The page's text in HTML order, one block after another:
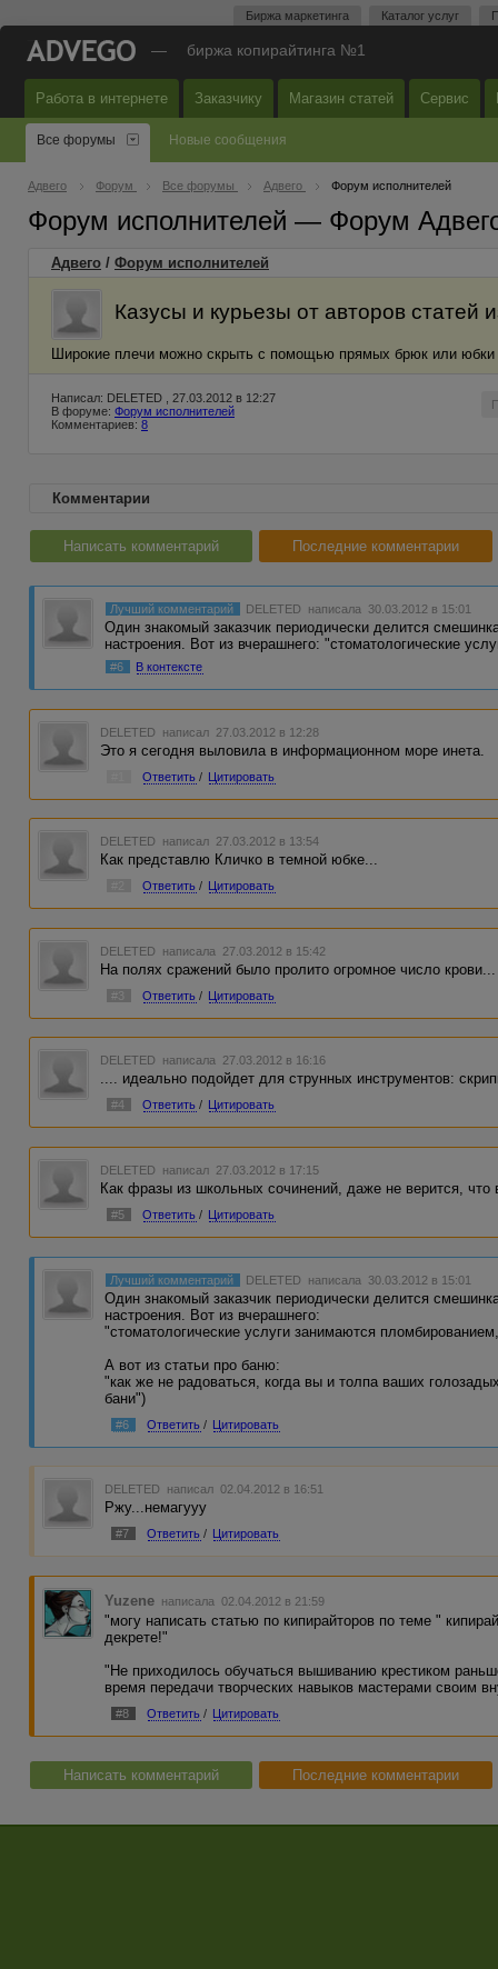
Биржа маркетинга Каталог услуг
— биржа копирайтинга №1
Работа в интернете Заказчику Магазин статей Сервис
Все форумы Новые сообщения
Адвего Форум Все форумы Адвего Форум исполнителей
Форум исполнителей — Форум
Адвего / Форум исполнителей
Казусы и курьезы от авторов статей
Широкие плечи можно скрыть с помощью прямых брюк или юбки
Написал: DELETED , 27.03.2012 в 12:27
В форуме: Форум исполнителей
Комментариев: 8
Комментарии
Написать комментарий Последние комментарии
Лучший комментарий DELETED написала 30.03.2012 в 15:01
Один знакомый заказчик периодически делится
настроения. Вот из вчерашнего: "стоматологические
#6 В контексте
DELETED написал 27.03.2012 в 12:28
Это я сегодня выловила в информационном море инета.
Ответить / Цитировать
DELETED написал 27.03.2012 в 13:54
Как представлю Кличко в темной юбке...
Ответить / Цитировать
DELETED написала 27.03.2012 в 15:42
На полях сражений было пролито огромное число крови...
#3 Ответить / Цитировать
DELETED написала 27.03.2012 в 16:16
.... идеально подойдет для струнных инструментов:
#4 Ответить / Цитировать
DELETED написал 27.03.2012 в 17:15
Как фразы из школьных сочинений, даже не верится,
#5 Ответить / Цитировать
Лучший комментарий DELETED написала 30.03.2012 в 15:01
Один знакомый заказчик периодически делится
настроения. Вот из вчерашнего:
"стоматологические услуги занимаются
А вот из статьи про баню:
"как же не радоваться, когда вы и толпа ваших
бани")
#6 Ответить / Цитировать
DELETED написал 02.04.2012 в 16:51
Ржу...немагууу
#7 Ответить / Цитировать
Yuzene написала 02.04.2012 в 21:59
"могу написать статью по кипирайторов по теме "
декрете!"
"Не приходилось обучаться вышиванию крестиком
время передачи творческих навыков мастерами своим
#8 Ответить / Цитировать
Написать комментарий Последние комментарии